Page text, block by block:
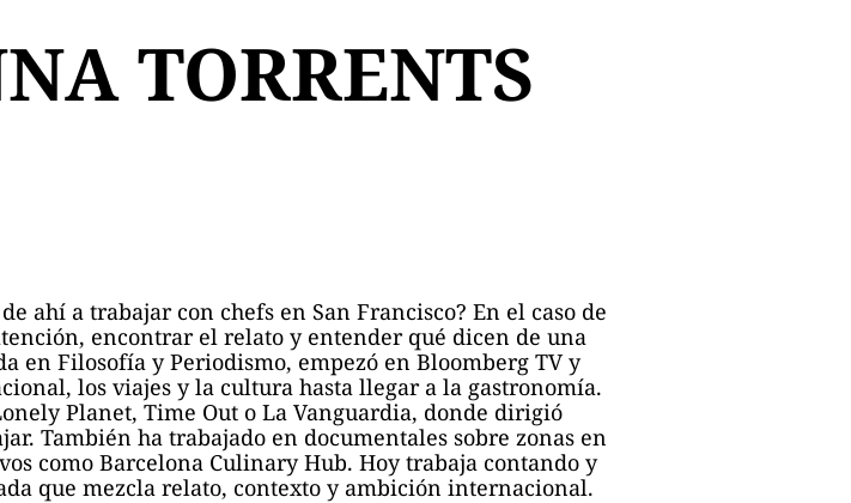
TORRENTS
ahí a trabajar con chefs en San Francisco? En el caso de
encontrar el relato y entender qué dicen de una
en Filosofía y Periodismo, empezó en Bloomberg TV y
los viajes y la cultura hasta llegar a la gastronomía.
Planet, Time Out o La Vanguardia, donde dirigió
También ha trabajado en documentales sobre zonas en
como Barcelona Culinary Hub. Hoy trabaja contando y
que mezcla relato, contexto y ambición internacional.